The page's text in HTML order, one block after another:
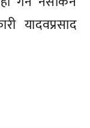
यादवप्रसाद